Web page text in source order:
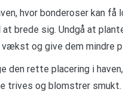
hvor bonderoser kan
brede sig. Undgå at
og give dem mindre
rette placering i
trives og blomstrer smukt.